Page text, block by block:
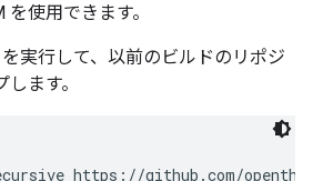
を使用できます。
を実行して、以前のビルドのリポジ
ます。
https://github.com/